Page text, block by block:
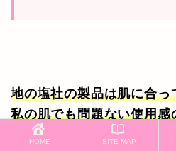
地の塩社の製品は肌に合
私の肌でも問題ない使用感
HOME SITE MAP